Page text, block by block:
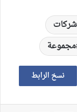
شركات
مجموعة
نسخ الرابط